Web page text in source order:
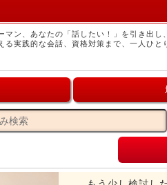
マン、あなたの「話したい！」を引き出
実践的な会話、資格対策まで、一人ひ